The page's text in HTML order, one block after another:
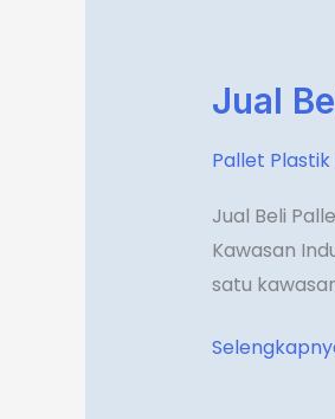
Jual
Pallet Plastik
Jual Beli
Kawasan
satu
Jual
Pallet